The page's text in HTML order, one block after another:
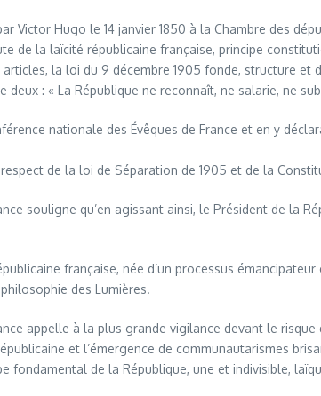
Victor Hugo le 14 janvier 1850 à la Chambre des
de la laïcité républicaine française, principe
la loi du 9 décembre 1905 fonde, structure et
deux : « La République ne reconnaît, ne salarie, ne
nationale des Évêques de France et en y
respect de la loi de Séparation de 1905 et de la
souligne qu’en agissant ainsi, le Président de la
française, née d’un processus
des Lumières.
appelle à la plus grande vigilance devant le
et l’émergence de communautarismes
fondamental de la République, une et indivisible,